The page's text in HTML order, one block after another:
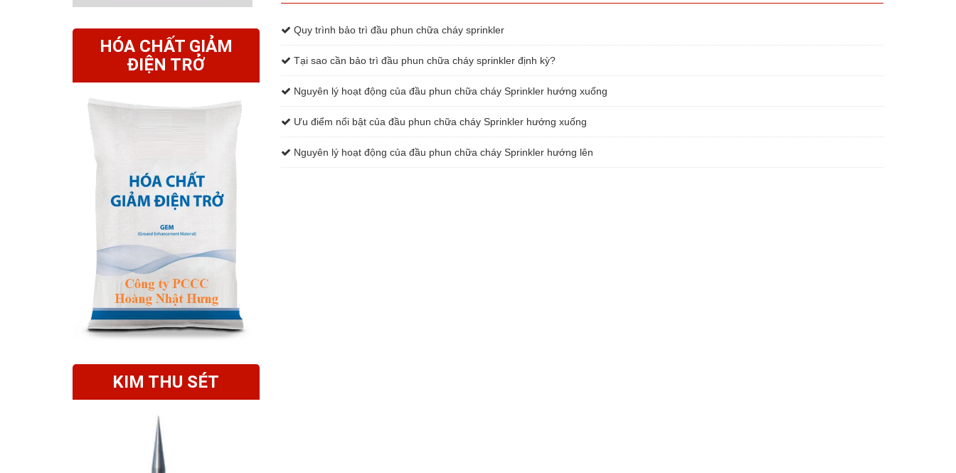
Quy trình bảo trì đầu phun chữa cháy sprinkler
Tại sao cần bảo trì đầu phun chữa cháy sprinkler định kỳ?
Nguyên lý hoạt động của đầu phun chữa cháy Sprinkler hướng xuống
Ưu điểm nổi bật của đầu phun chữa cháy Sprinkler hướng xuống
Nguyên lý hoạt động của đầu phun chữa cháy Sprinkler hướng lên
HÓA CHẤT GIẢM
ĐIỆN TRỞ
KIM THU SÉT